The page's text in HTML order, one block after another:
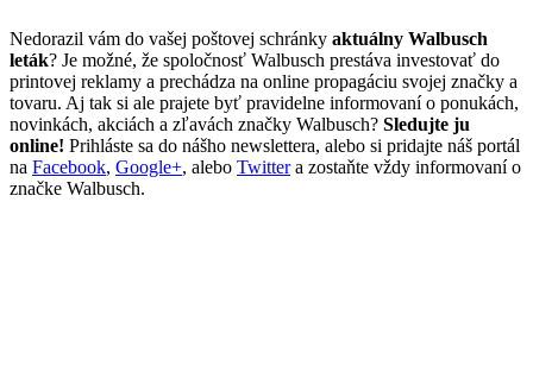
Nedorazil vám do vašej poštovej schránky aktuálny Walbusch
leták? Je možné, že spoločnosť Walbusch prestáva investovať do
printovej reklamy a prechádza na online propagáciu svojej značky a
tovaru. Aj tak si ale prajete byť pravidelne informovaní o ponukách,
novinkách, akciách a zľavách značky Walbusch? Sledujte ju
online! Prihláste sa do nášho newslettera, alebo si pridajte náš portál
na Facebook, Google+, alebo Twittera zostaňte vždy informovaní o
značke Walbusch.